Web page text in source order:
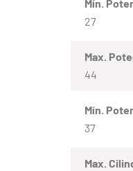
Mín.
27
Max.
44
Mín.
37
Max.